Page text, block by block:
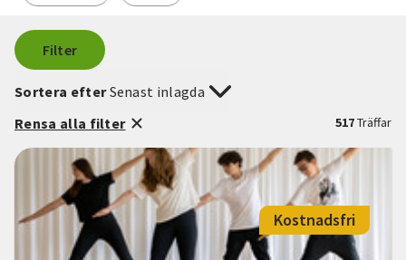
Filter
517Träffar
Sortera efterSenast inlagda
Rensa alla filter
Kostnadsfri